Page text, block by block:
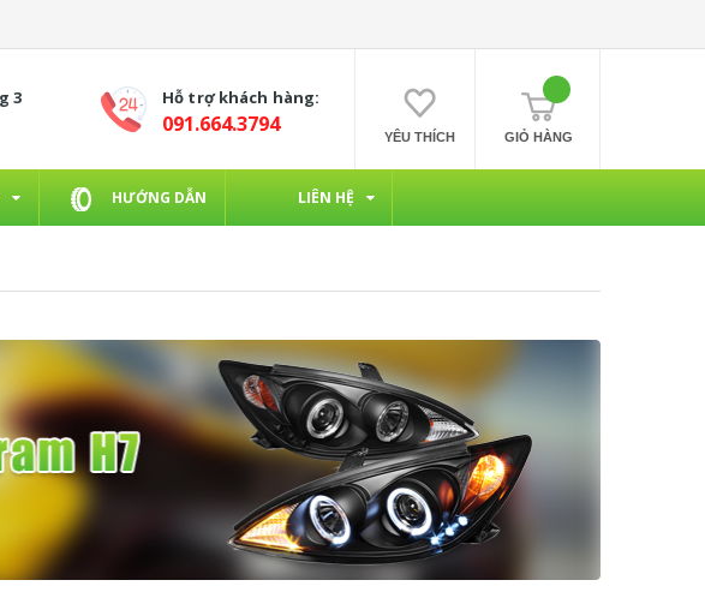
3
Hỗ trợ khách hàng:
091.664.3794 YÊU THÍCH GIỎ HÀNG
HƯỚNG DẪN LIÊN HỆ